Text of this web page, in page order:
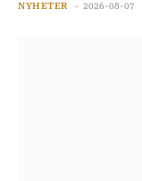
NYHETER 2026-08-07